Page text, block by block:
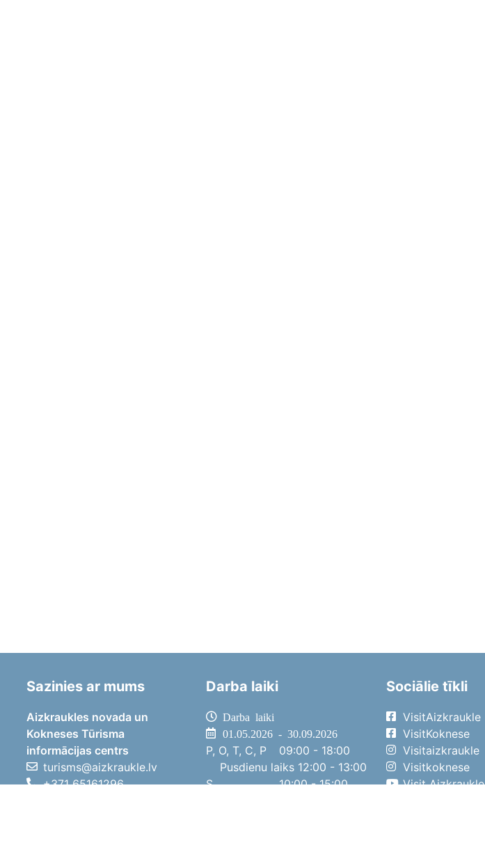
Sazinies ar mums
Aizkraukles novada un
Kokneses Tūrisma
informācijas centrs
turisms@aizkraukle.lv
+371 65161296
Darba laiki
Darba laiki
01.05.2026 - 30.09.2026
P, O, T, C, P
09:00 - 18:00
Pusdienu laiks 12:00 - 13:00
S
10:00 - 15:00
Sociālie tīkli
VisitAizkraukle
VisitKoknese
Visitaizkraukle
Visitkoknese
Visit Aizkraukle